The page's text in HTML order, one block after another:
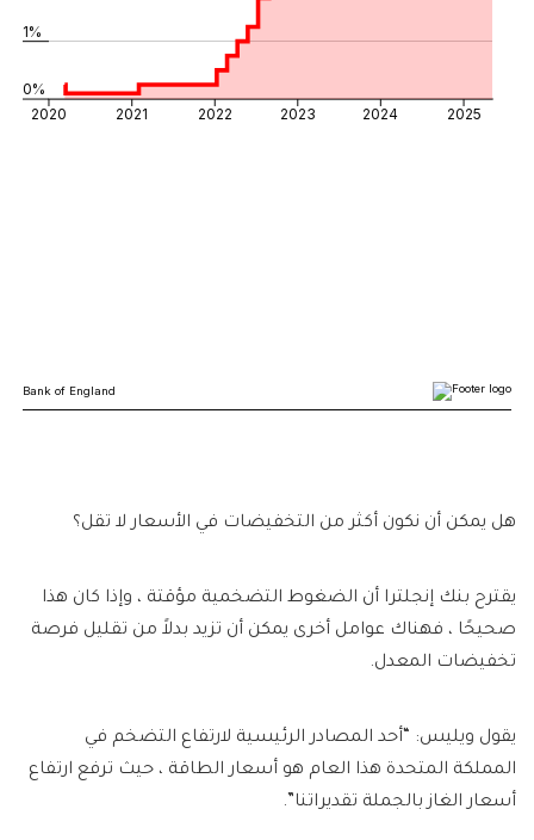
هل يمكن أن نكون أكثر من التخفيضات في الأسعار لا تقل؟
يقترح بنك إنجلترا أن الضغوط التضخمية مؤقتة ، وإذا كان هذا
صحيحًا ، فهناك عوامل أخرى يمكن أن تزيد بدلاً من تقليل فرصة
تخفيضات المعدل.
يقول ويليس: “أحد المصادر الرئيسية لارتفاع التضخم في
المملكة المتحدة هذا العام هو أسعار الطاقة ، حيث ترفع ارتفاع
أسعار الغاز بالجملة تقديراتنا”.